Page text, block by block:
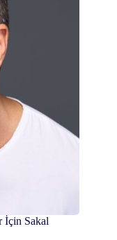
İçin Sakal